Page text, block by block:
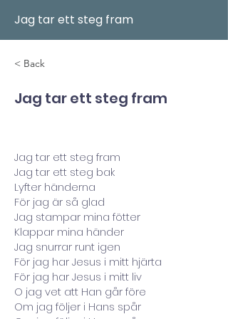
Jag tar ett steg fram
< Back
Jag tar ett steg fram
Jag tar ett steg fram
Jag tar ett steg bak
Lyfter händerna
För jag är så glad
Jag stampar mina fötter
Klappar mina händer
Jag snurrar runt igen
För jag har Jesus i mitt hjärta
För jag har Jesus i mitt liv
O jag vet att Han går före
Om jag följer i Hans spår